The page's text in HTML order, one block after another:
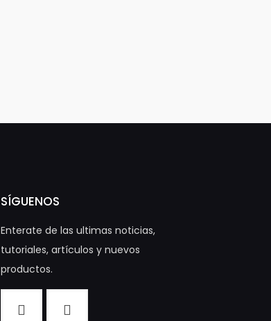
SÍGUENOS
Enterate de las ultimas noticias,
tutoriales, artículos y nuevos
productos.